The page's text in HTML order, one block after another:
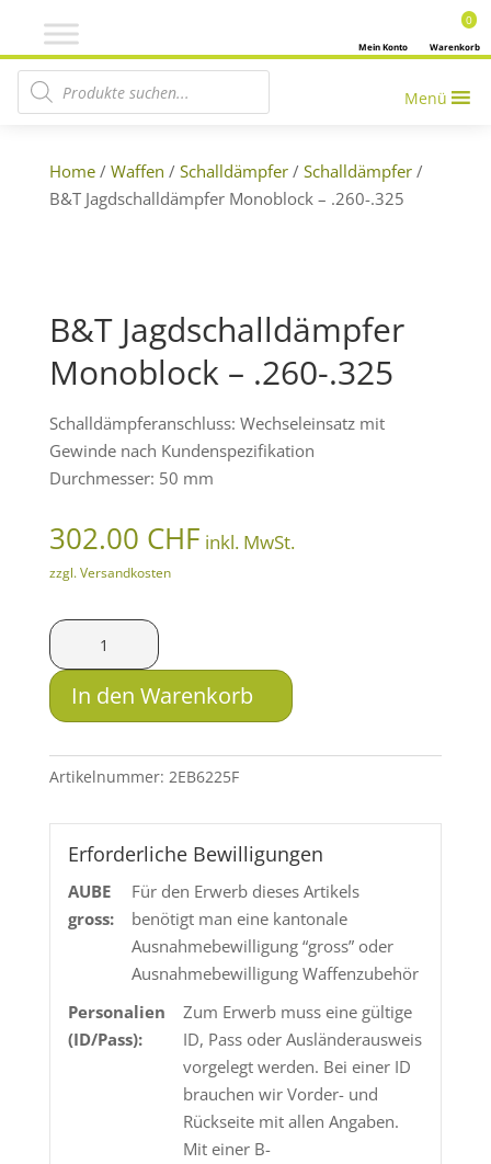
Warenkorb
0
Mein Konto
Products search
Menü
Home/ Waffen / Schalldämpfer/ Schalldämpfer/
B&T Jagdschalldämpfer Monoblock – .260-.325
B&T Jagdschalldämpfer
Monoblock – .260-.325
Schalldämpferanschluss: Wechseleinsatz mit
Gewinde nach Kundenspezifikation
Durchmesser: 50 mm
302.00 CHF inkl. MwSt.
zzgl. Versandkosten
B&T
Jagdschalldämpfer
Monoblock
-
Menge
In den Warenkorb
Artikelnummer: 2EB6225F
Erforderliche Bewilligungen
AUBE
gross:
Für den Erwerb dieses Artikels
benötigt man eine kantonale
Ausnahmebewilligung “gross” oder
Ausnahmebewilligung Waffenzubehör
Personalien
(ID/Pass):
Zum Erwerb muss eine gültige
ID, Pass oder Ausländerausweis
vorgelegt werden. Bei einer ID
brauchen wir Vorder- und
Rückseite mit allen Angaben.
Mit einer B-